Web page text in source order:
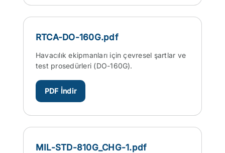
RTCA-DO-160G.pdf
Havacılık ekipmanları için çevresel şartlar ve
test prosedürleri (DO-160G).
PDF İndir
MIL-STD-810G_CHG-1.pdf